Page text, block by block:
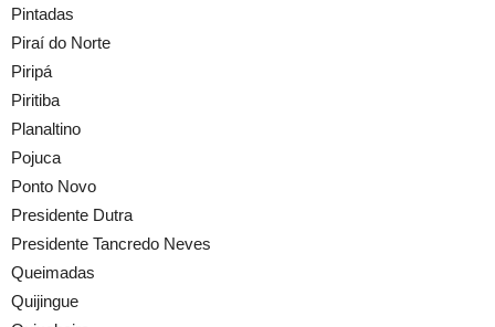
Pintadas
Piraí do Norte
Piripá
Piritiba
Planaltino
Pojuca
Ponto Novo
Presidente Dutra
Presidente Tancredo Neves
Queimadas
Quijingue